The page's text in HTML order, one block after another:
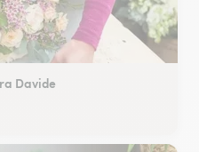
Davide